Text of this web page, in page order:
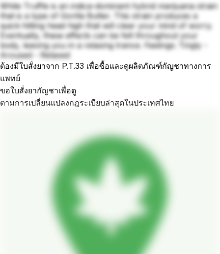
White Truffle is an indica-dominant hybrid marijuana strain
that is a type of Gorilla Butter. This strain produces a
quick-hitting head high that will clear your mind of worry.
Eventually, these effects can be felt throughout your
body, leaving you in a relaxing trance. Feelings: Tingly -
Aroused - Relaxed
ต้องมีใบสั่งยาจาก P.T.33 เพื่อซื้อและดูผลิตภัณฑ์กัญชาทางการ
แพทย์
ขอใบสั่งยากัญชาเพื่อดู
ตามการเปลี่ยนแปลงกฎระเบียบล่าสุดในประเทศไทย